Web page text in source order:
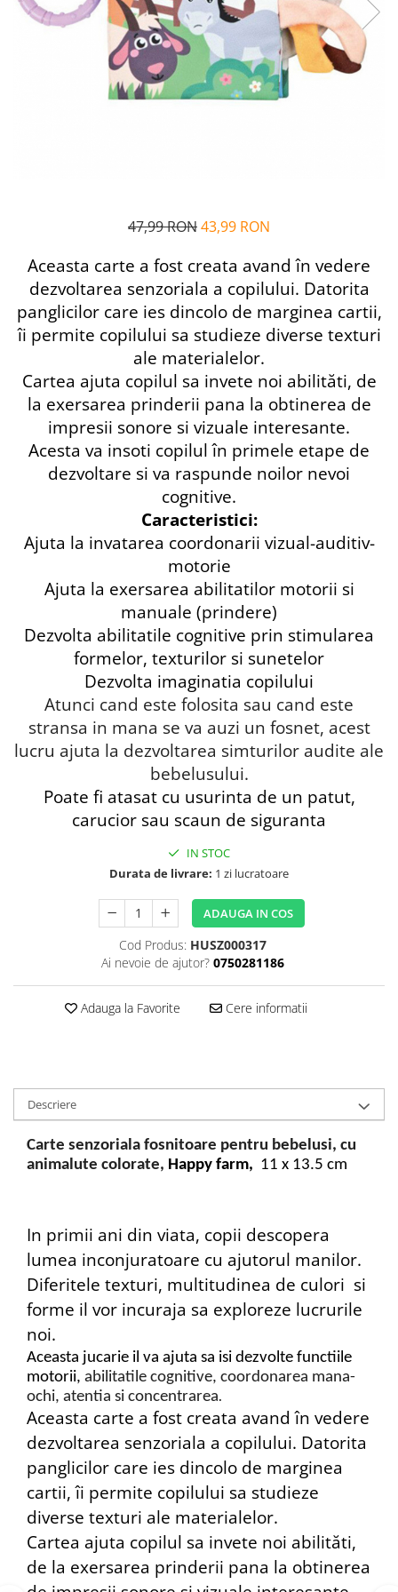
Alfabet si matematica
Jocuri de memorie si inteligenta
Seria Lectia de sanatate
Editura Galaxia Copiilor
47,99 RON43,99 RON
Aceasta carte a fost creata avand în vedere
dezvoltarea senzoriala a copilului. Datorita
panglicilor care ies dincolo de marginea cartii,
îi permite copilului sa studieze diverse texturi
ale materialelor.
Cartea ajuta copilul sa invete noi abilităti, de
la exersarea prinderii pana la obtinerea de
impresii sonore si vizuale interesante.
Acesta va insoti copilul în primele etape de
dezvoltare si va raspunde noilor nevoi
cognitive.
Caracteristici:
Ajuta la invatarea coordonarii vizual-auditiv-
motorie
Ajuta la exersarea abilitatilor motorii si
manuale (prindere)
Dezvolta abilitatile cognitive prin stimularea
formelor, texturilor si sunetelor
Dezvolta imaginatia copilului
Atunci cand este folosita sau cand este
stransa in mana se va auzi un fosnet, acest
lucru ajuta la dezvoltarea simturilor audite ale
bebelusului.
Poate fi atasat cu usurinta de un patut,
carucior sau scaun de siguranta
IN STOC
Durata de livrare: 1 zi lucratoare
ADAUGA IN COS
Cod Produs: HUSZ000317
Ai nevoie de ajutor? 0750281186
Adauga la Favorite Cere informatii
Descriere
Carte senzoriala fosnitoare pentru bebelusi, cu
animalute colorate, Happy farm, 11 x 13.5 cm
In primii ani din viata, copii descopera
lumea inconjuratoare cu ajutorul manilor.
Diferitele texturi, multitudinea de culori si
forme il vor incuraja sa exploreze lucrurile
noi.
Aceasta jucarie il va ajuta sa isi dezvolte functiile
motorii, abilitatile cognitive, coordonarea mana-
ochi, atentia si concentrarea.
Aceasta carte a fost creata avand în vedere
dezvoltarea senzoriala a copilului. Datorita
panglicilor care ies dincolo de marginea
cartii, îi permite copilului sa studieze
diverse texturi ale materialelor.
Cartea ajuta copilul sa invete noi abilităti,
de la exersarea prinderii pana la obtinerea